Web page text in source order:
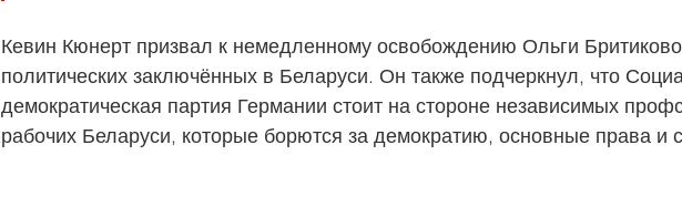
Кевин Кюнерт призвал к немедленному освобождению Ольги
политических заключённых в Беларуси. Он также подчеркнул, что
демократическая партия Германии стоит на стороне независимых
рабочих Беларуси, которые борются за демократию, основные права и